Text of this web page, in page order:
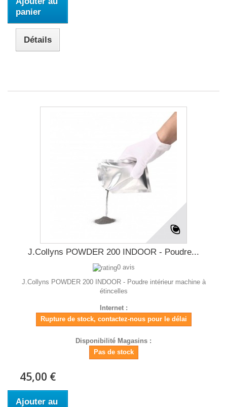
panier
Détails
J.Collyns POWDER 200 INDOOR - Poudre...
0 avis
J.Collyns POWDER 200 INDOOR - Poudre intérieur machine à
étincelles
Internet :
Rupture de stock, contactez-nous pour le délai
Disponibilité Magasins :
Pas de stock
45,00 €
Ajouter au